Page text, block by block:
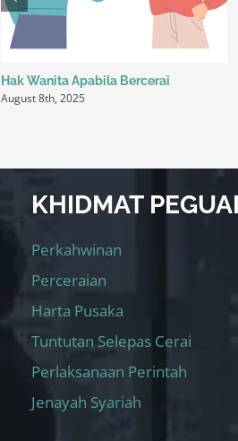
Hak Wanita Apabila Bercerai
August 8th, 2025
KHIDMAT
Perkahwinan
Perceraian
Harta Pusaka
Tuntutan Selepas Cerai
Perlaksanaan Perintah
Jenayah Syariah